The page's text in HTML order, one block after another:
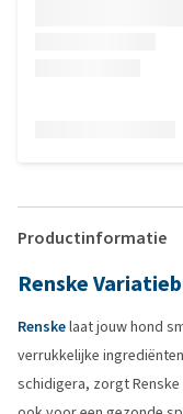
Productinformatie
Renske
Renskelaat jouw hond
verrukkelijke
schidigera, zorgt